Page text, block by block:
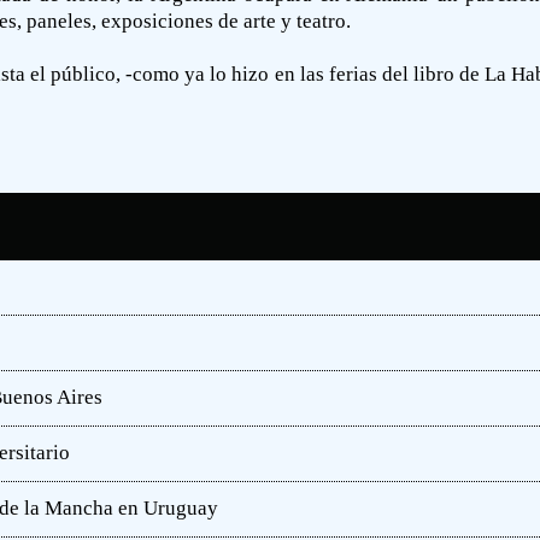
paneles, exposiciones de arte y teatro.
el público, -como ya lo hizo en las ferias del libro de La
Aires
la Mancha en Uruguay